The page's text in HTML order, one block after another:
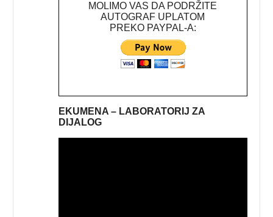
MOLIMO VAS DA PODRŽITE
AUTOGRAF UPLATOM
PREKO PAYPAL-A:
EKUMENA – LABORATORIJ ZA
DIJALOG